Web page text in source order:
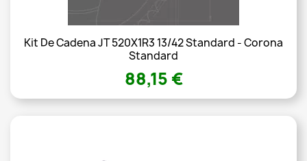
Kit De Cadena JT 520X1R3 13/42 Standard - Corona
Standard
88,15 €